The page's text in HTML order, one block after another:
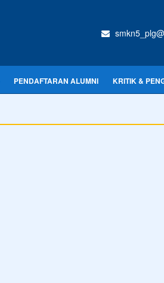
PENDAFTARAN ALUMNI KRITIK &